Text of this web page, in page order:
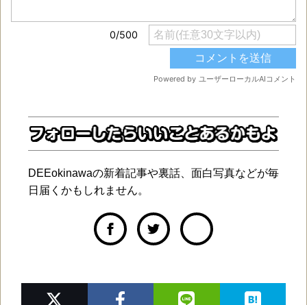
DEEokinawaの新着記事や裏話、面白写真などが毎
日届くかもしれません。